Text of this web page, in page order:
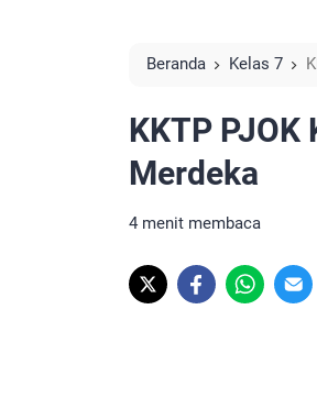
Beranda Kelas 7
KKTP
Merdeka
4 menit membaca